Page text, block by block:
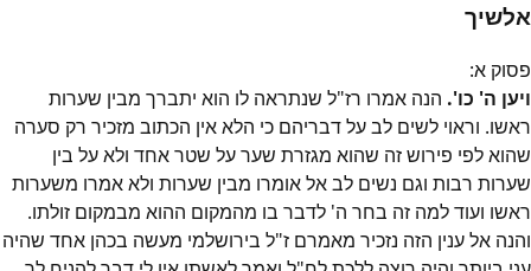
אלשיך
פסוק א:
ויען ה' כו'. הנה אמרו רז"ל שנתראה לו הוא יתברך מבין שערות
ראשו. וראוי לשים לב על דבריהם כי הלא אין הכתוב מזכיר רק סערה
שהוא לפי פירוש זה שהוא מגזרת שער על שטר אחד ולא על בין
שערות רבות וגם נשים לב אל אומרו מבין שערות ולא אמרו משערות
ראשו ועוד למה זה בחר ה' לדבר בו מהמקום ההוא מבמקום זולתו.
והנה אל ענין הזה נזכיר מאמרם ז"ל בירושלמי מעשה בכהן אחד שהיה